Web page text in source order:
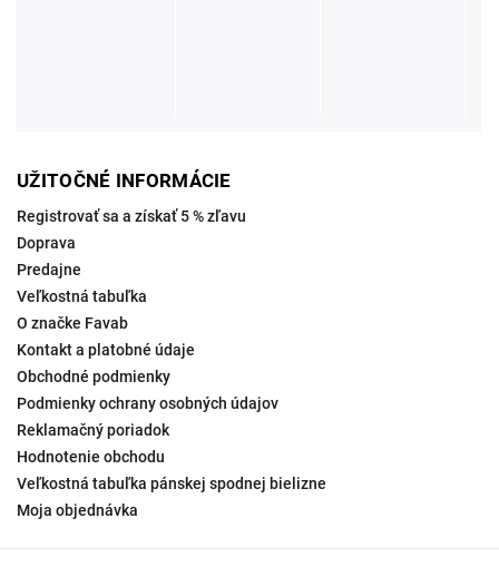
UŽITOČNÉ INFORMÁCIE
Registrovať sa a získať 5 % zľavu
Doprava
Predajne
Veľkostná tabuľka
O značke Favab
Kontakt a platobné údaje
Obchodné podmienky
Podmienky ochrany osobných údajov
Reklamačný poriadok
Hodnotenie obchodu
Veľkostná tabuľka pánskej spodnej bielizne
Moja objednávka